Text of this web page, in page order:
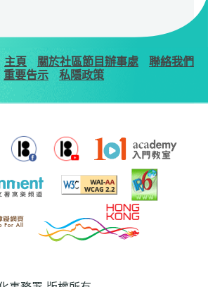
主頁 關於社區節目辦事處
聯絡我們
重要告示 私隱政策